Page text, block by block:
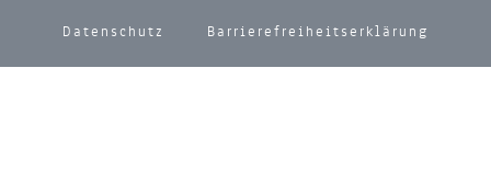
Datenschutz Barrierefreiheitserklärung